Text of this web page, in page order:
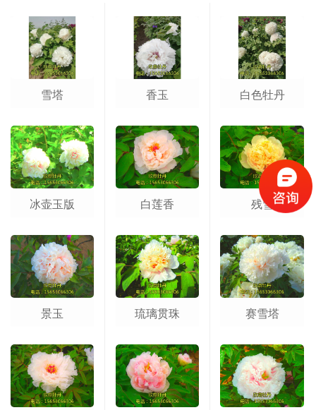
雪塔
冰壶玉版
景玉
香玉
白莲香
琉璃贯珠
白色牡丹
残雪
赛雪塔